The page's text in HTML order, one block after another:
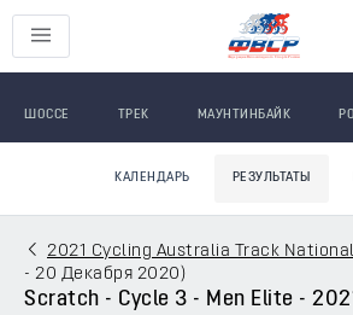
ШОССЕ ТРЕК МАУНТИНБАЙК
КАЛЕНДАРЬ РЕЗУЛЬТАТЫ
2021 Cycling Australia Track
- 20 Декабря 2020 )
Scratch - Cycle 3 - Men Elite -